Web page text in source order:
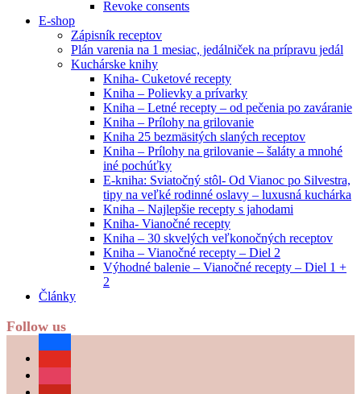
Revoke consents
E-shop
Zápisník receptov
Plán varenia na 1 mesiac, jedálniček na prípravu jedál
Kuchárske knihy
Kniha- Cuketové recepty
Kniha – Polievky a prívarky
Kniha – Letné recepty – od pečenia po zaváranie
Kniha – Prílohy na grilovanie
Kniha 25 bezmäsitých slaných receptov
Kniha – Prílohy na grilovanie – šaláty a mnohé
iné pochúťky
E-kniha: Sviatočný stôl- Od Vianoc po Silvestra,
tipy na veľké rodinné oslavy – luxusná kuchárka
Kniha – Najlepšie recepty s jahodami
Kniha- Vianočné recepty
Kniha – 30 skvelých veľkonočných receptov
Kniha – Vianočné recepty – Diel 2
Výhodné balenie – Vianočné recepty – Diel 1 +
2
Články
Follow us